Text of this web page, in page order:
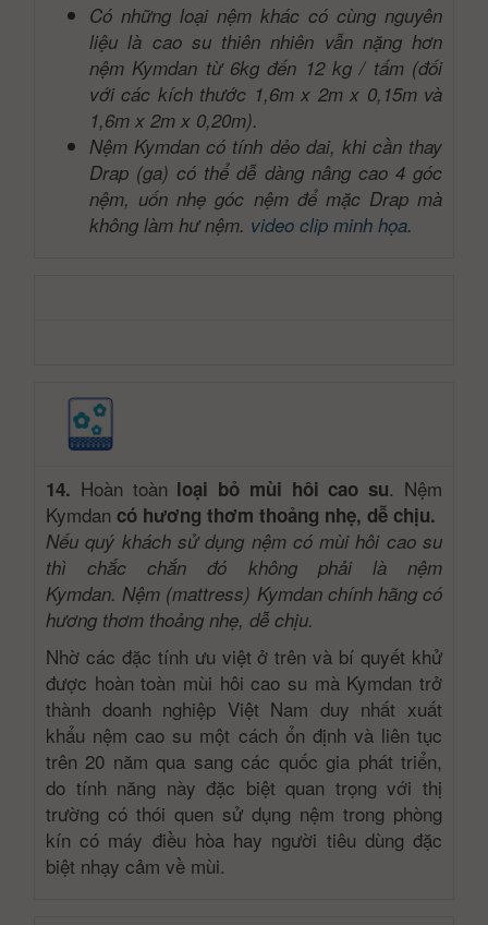
Có những loại nệm khác có cùng nguyên
liệu là cao su thiên nhiên vẫn nặng hơn
nệm Kymdan từ 6kg đến 12 kg / tấm (đối
với các kích thước 1,6m x 2m x 0,15m và
1,6m x 2m x 0,20m).
Nệm Kymdan có tính dẻo dai, khi cần thay
Drap (ga) có thể dễ dàng nâng cao 4 góc
nệm, uốn nhẹ góc nệm để mặc Drap mà
không làm hư nệm. video clip minh họa.
14. Hoàn toàn loại bỏ mùi hôi cao su. Nệm
Kymdan có hương thơm thoảng nhẹ, dễ chịu.
Nếu quý khách sử dụng nệm có mùi hôi cao su
thì chắc chắn đó không phải là nệm
Kymdan. Nệm (mattress) Kymdan chính hãng có
hương thơm thoảng nhẹ, dễ chịu.
Nhờ các đặc tính ưu việt ở trên và bí quyết khử
được hoàn toàn mùi hôi cao su mà Kymdan trở
thành doanh nghiệp Việt Nam duy nhất xuất
khẩu nệm cao su một cách ổn định và liên tục
trên 20 năm qua sang các quốc gia phát triển,
do tính năng này đặc biệt quan trọng với thị
trường có thói quen sử dụng nệm trong phòng
kín có máy điều hòa hay người tiêu dùng đặc
biệt nhạy cảm về mùi.